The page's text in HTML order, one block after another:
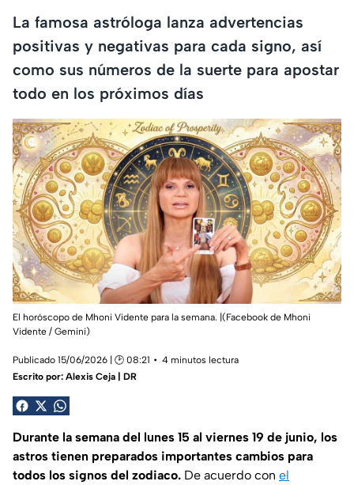
La famosa astróloga lanza advertencias
positivas y negativas para cada signo, así
como sus números de la suerte para apostar
todo en los próximos días
El horóscopo de Mhoni Vidente para la semana. |(Facebook de Mhoni
Vidente / Gemini)
Publicado 15/06/2026 | 🕑 08:21
4 minutos lectura
Escrito por: Alexis Ceja | DR
Durante la semana del lunes 15 al viernes 19 de junio, los
astros tienen preparados importantes cambios para
todos los signos del zodiaco. De acuerdo con el